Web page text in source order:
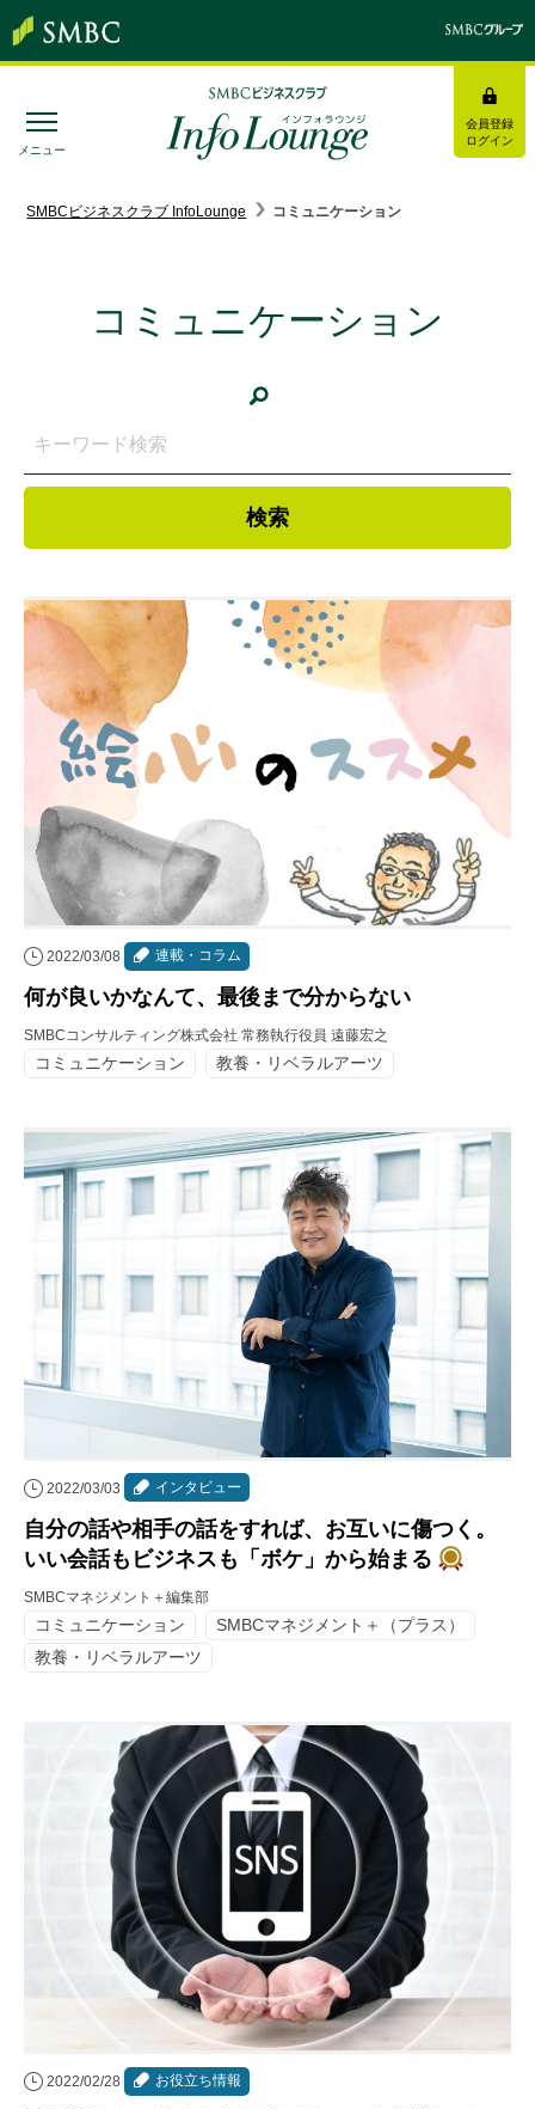
メニュー
会員登録
ログイン
みんなの研修
トピックス＆インフォメーション
お役立ち情報
連載・コラム
イベント・セミナー
資料ダウンロード
InfoLoungeとは
利用規約
プライバシーポリシー
本サイトのご利用にあたって
お問い合わせ
運営会社
SMBCビジネスクラブ InfoLounge コミュニケーション
コミュニケーション
2022/03/08 連載・コラム
何が良いかなんて、最後まで分からない
SMBCコンサルティング株式会社 常務執行役員 遠藤宏之
コミュニケーション 教養・リベラルアーツ
2022/03/03 インタビュー
自分の話や相手の話をすれば、お互いに傷つく。
いい会話もビジネスも「ボケ」から始まる
SMBCマネジメント＋編集部
コミュニケーション
SMBCマネジメント＋（プラス）
教養・リベラルアーツ
2022/02/28 お役立ち情報